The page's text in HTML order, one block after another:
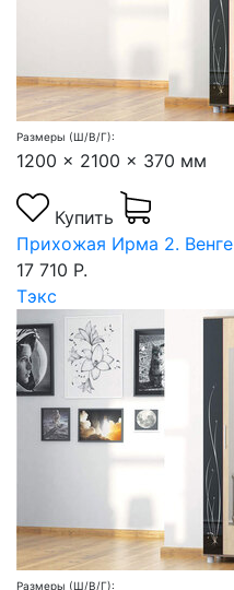
Размеры (Ш/В/Г):
1200 x 2100 x 370 мм
Купить
Прихожая Ирма 2. Венге
17 710 Р.
Тэкс
Размеры (Ш/В/Г):